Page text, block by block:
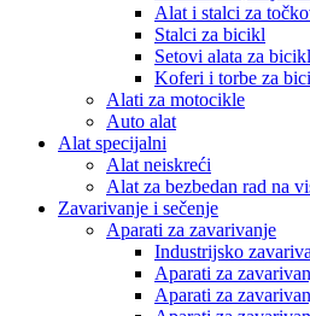
Alat i stalci za
Stalci za bicikl
Setovi alata za bicikl
Koferi i torbe za
Alati za motocikle
Auto alat
Alat specijalni
Alat neiskreći
Alat za bezbedan rad na
Zavarivanje i sečenje
Aparati za zavarivanje
Industrijsko
Aparati za
Aparati za